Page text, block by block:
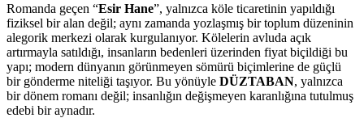
Romanda geçen “Esir Hane”, yalnızca köle ticaretinin yapıldığı
fiziksel bir alan değil; aynı zamanda yozlaşmış bir toplum düzeninin
alegorik merkezi olarak kurgulanıyor. Kölelerin avluda açık
artırmayla satıldığı, insanların bedenleri üzerinden fiyat biçildiği bu
yapı; modern dünyanın görünmeyen sömürü biçimlerine de güçlü
bir gönderme niteliği taşıyor. Bu yönüyle DÜZTABAN, yalnızca
bir dönem romanı değil; insanlığın değişmeyen karanlığına tutulmuş
edebi bir aynadır.